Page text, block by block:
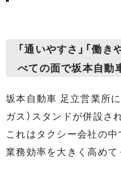
「通いやすさ」「働き
べての面で坂本自動
坂本自動車 足立営業所
ガス）スタンドが併設さ
これはタクシー会社の
業務効率を大きく高めて